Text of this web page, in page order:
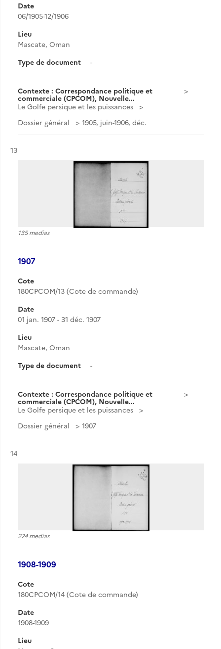
Date
06/1905-12/1906
Lieu
Mascate, Oman
Type de document
-
Contexte : Correspondance politique et
commerciale (CPCOM), Nouvelle...
Le Golfe persique et les puissances
Dossier général
1905, juin-1906, déc.
Résultat n°
13
135 medias
1907
Cote
180CPCOM/13 (Cote de commande)
Date
01 jan. 1907 - 31 déc. 1907
Lieu
Mascate, Oman
Type de document
-
Contexte : Correspondance politique et
commerciale (CPCOM), Nouvelle...
Le Golfe persique et les puissances
Dossier général
1907
Résultat n°
14
224 medias
1908-1909
Cote
180CPCOM/14 (Cote de commande)
Date
1908-1909
Lieu